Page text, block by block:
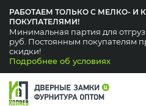
РАБОТАЕМ ТОЛЬКО С МЕЛКО- И
ПОКУПАТЕЛЯМИ!
Минимальная партия для
руб. Постоянным покупателям
скидки!
Подробнее об условиях